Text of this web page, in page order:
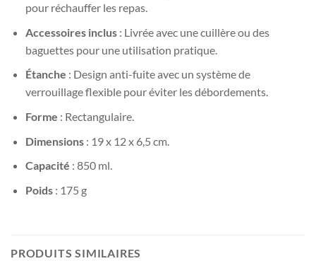
pour réchauffer les repas.
Accessoires inclus: Livrée avec une cuillère ou des
baguettes pour une utilisation pratique.
Étanche : Design anti-fuite avec un système de
verrouillage flexible pour éviter les débordements.
Forme : Rectangulaire.
Dimensions: 19 x 12 x 6,5 cm.
Capacité : 850 ml.
Poids: 175 g
PRODUITS SIMILAIRES